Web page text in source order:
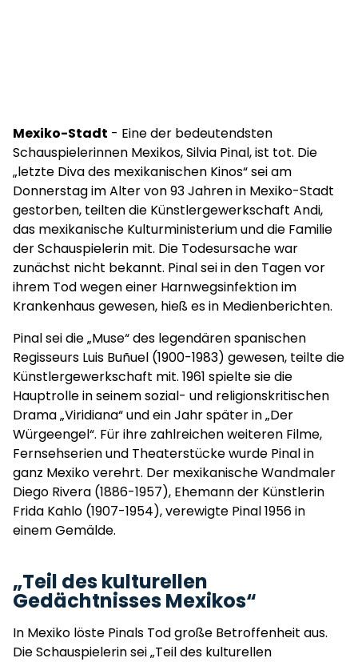
Mexiko-Stadt - Eine der bedeutendsten
Schauspielerinnen Mexikos, Silvia Pinal, ist tot. Die
„letzte Diva des mexikanischen Kinos“ sei am
Donnerstag im Alter von 93 Jahren in Mexiko-Stadt
gestorben, teilten die Künstlergewerkschaft Andi,
das mexikanische Kulturministerium und die Familie
der Schauspielerin mit. Die Todesursache war
zunächst nicht bekannt. Pinal sei in den Tagen vor
ihrem Tod wegen einer Harnwegsinfektion im
Krankenhaus gewesen, hieß es in Medienberichten.
Pinal sei die „Muse“ des legendären spanischen
Regisseurs Luis Buñuel (1900-1983) gewesen, teilte die
Künstlergewerkschaft mit. 1961 spielte sie die
Hauptrolle in seinem sozial- und religionskritischen
Drama „Viridiana“ und ein Jahr später in „Der
Würgeengel“. Für ihre zahlreichen weiteren Filme,
Fernsehserien und Theaterstücke wurde Pinal in
ganz Mexiko verehrt. Der mexikanische Wandmaler
Diego Rivera (1886-1957), Ehemann der Künstlerin
Frida Kahlo (1907-1954), verewigte Pinal 1956 in
einem Gemälde.
„Teil des kulturellen
Gedächtnisses Mexikos“
In Mexiko löste Pinals Tod große Betroffenheit aus.
Die Schauspielerin sei „Teil des kulturellen